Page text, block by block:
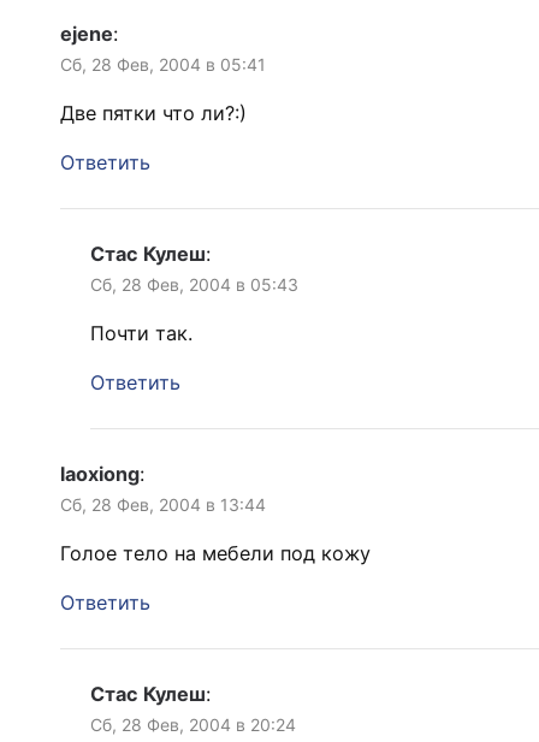
ejene:
Сб, 28 Фев, 2004 в 05:41
Две пятки что ли?:)
Ответить
Стас Кулеш:
Сб, 28 Фев, 2004 в 05:43
Почти так.
Ответить
laoxiong:
Сб, 28 Фев, 2004 в 13:44
Голое тело на мебели под кожу
Ответить
Стас Кулеш:
Сб, 28 Фев, 2004 в 20:24